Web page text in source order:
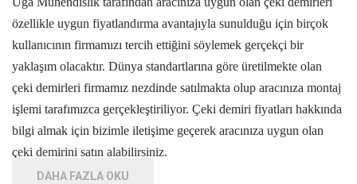
özellikle uygun fiyatlandırma avantajıyla sunulduğu için birçok
kullanıcının firmamızı tercih ettiğini söylemek gerçekçi bir
yaklaşım olacaktır. Dünya standartlarına göre üretilmekte olan
çeki demirleri firmamız nezdinde satılmakta olup aracınıza montaj
işlemi tarafımızca gerçekleştiriliyor. Çeki demiri fiyatları hakkında
bilgi almak için bizimle iletişime geçerek aracınıza uygun olan
çeki demirini satın alabilirsiniz.
DAHA FAZLA OKU